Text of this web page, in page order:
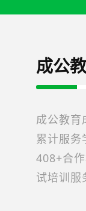
成公
成公教育
累计服务
408+合
试培训服